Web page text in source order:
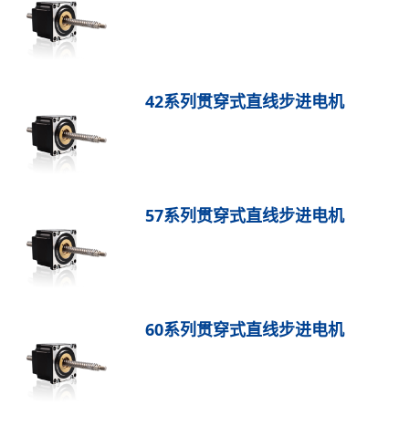
保持力矩N.m
17
42系列贯穿式直线步进电机
57系列贯穿式直线步进电机
60系列贯穿式直线步进电机